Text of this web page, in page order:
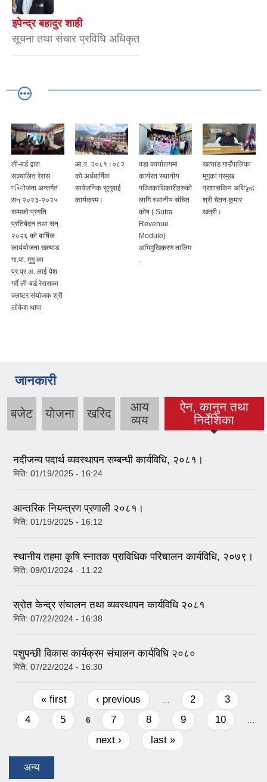
इपेन्द्र बहादुर शाही
सूचना तथा संचार प्रविधि अधिकृत
ली-बर्ड द्वारा
सञ्चालित रेरास
परियाेजना अन्तर्गत
सन् २०२३-२०२५
सम्मकाे प्रगति
प्रतिबेदन तथा सन्
२०२६ काे बार्षिक
कार्ययाेजना खत्याड
गा.पा. मुगु का
प्र.प्र.अ. लाई पेश
गर्दै ली-बर्ड रेरासका
क्लष्टर संयाेजक श्री
लाेकेश थापा
आ.व. २०८१।०८२
को अर्धबार्षिक
सार्वजनिक सुुनुवाई
कार्यक्रम।
वडा कार्यालयमा
कार्यरत स्थानीय
पञ्जिकाधिकारीहरुको
लागि स्थानीय संचित
कोष ( Sutra
Revenue
Module)
अभिमुखिकरण तालिम
.
खत्याड गाउँपालिका
मुगुका प्रमुख
प्रशासकिय अधिकृत
श्री चेतन कुमार
खत्री।
जानकारी
बजेट याेजना खरिद
आय
व्यय
ऐन, कानुन तथा
निर्देशिका
(active tab)
नदीजन्य पदार्थ व्यवस्थापन सम्बन्धी कार्यविधि, २०८१।
मिति: 01/19/2025 - 16:24
आन्तरिक नियन्त्रण प्रणाली २०८१।
मिति: 01/19/2025 - 16:12
स्थानीय तहमा कृषि स्नातक प्राविधिक परिचालन कार्यविधि, २०७९।
मिति: 09/01/2024 - 11:22
स्रोत केन्द्र संचालन तथा व्यवस्थापन कार्यविधि २०८१
मिति: 07/22/2024 - 16:38
पशुपन्छी विकास कार्यक्रम संचालन कार्यविधि २०८०
मिति: 07/22/2024 - 16:30
Pages
« first ‹ previous 2
3
4
5 6 7 8 9 10
next › last »
अन्य